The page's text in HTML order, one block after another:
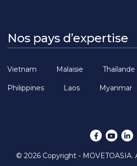
Nos pays d’expertise
Vietnam Malaisie Thaïlande
Philippines Laos Myanmar
© 2026 Copyright - MOVETOASIA.